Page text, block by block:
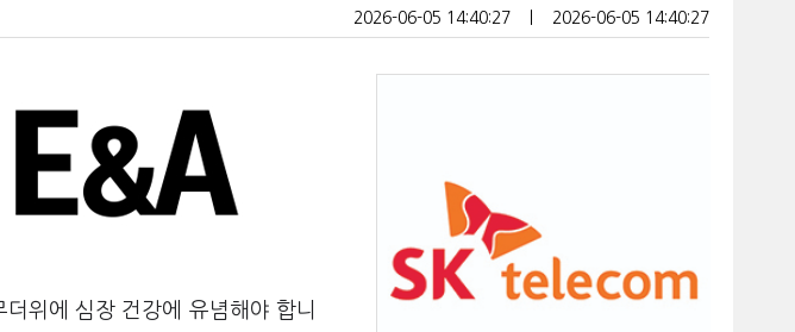
2026-06-05 14:40:27 2026-06-05 14:40:27
위에 심장 건강에 유념해야 합니